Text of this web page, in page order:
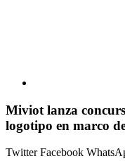
Miviot lanza
logotipo en marco
TwitterFacebook